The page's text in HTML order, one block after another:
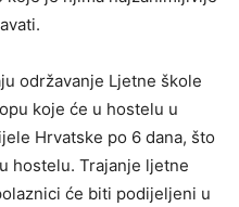
održavanje Ljetne škole
koje će u hostelu u
Hrvatske po 6 dana, što
hostelu. Trajanje ljetne
će biti podijeljeni u